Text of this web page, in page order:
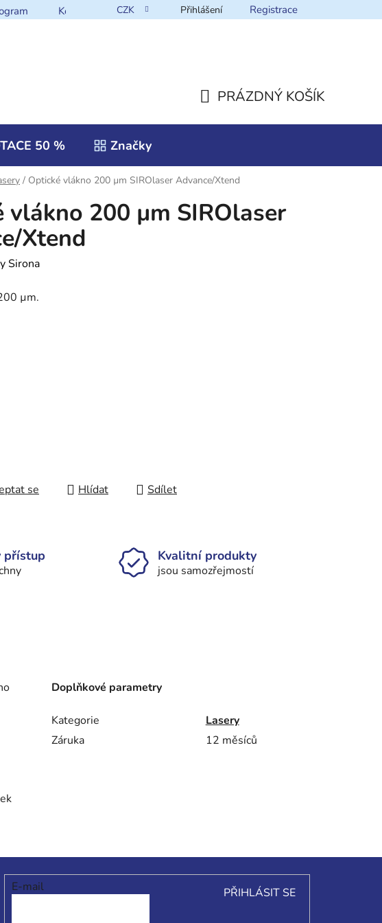
Kontakt CZK Přihlášení Registrace
PRÁZDNÝ KOŠÍK
50 % Značky
/ Optické vlákno 200 µm SIROlaser Advance/Xtend
vlákno 200 µm SIROlaser
Xtend
Sirona
µm.
se Hlídat Sdílet
přístup Kvalitní produkty
jsou samozřejmostí
Doplňkové parametry
Kategorie
Lasery
Záruka
12 měsíců
E-mail PŘIHLÁSIT SE